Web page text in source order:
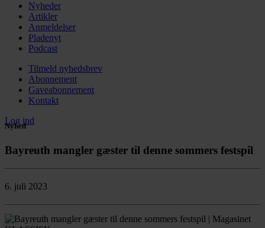
Nyheder
Artikler
Anmeldelser
Pladenyt
Podcast
Tilmeld nyhedsbrev
Abonnement
Gaveabonnement
Kontakt
Log ind
Nyhed
Bayreuth mangler gæster til denne sommers festspil
6. juli 2023